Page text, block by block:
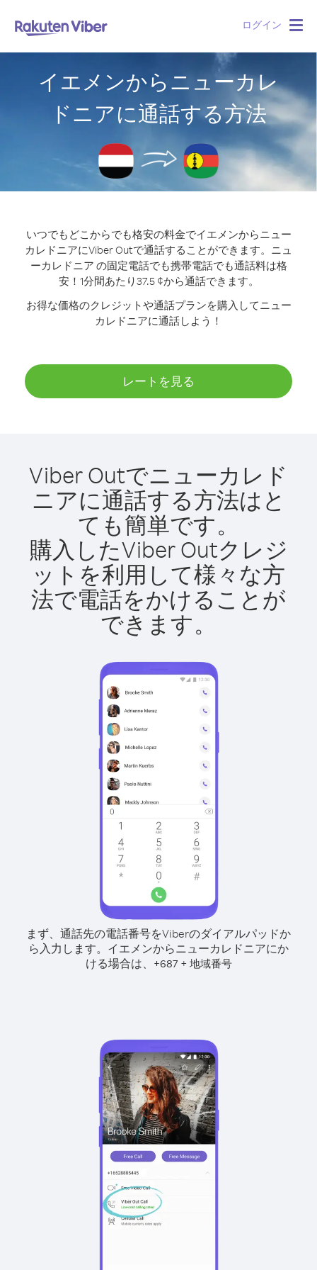
ログイン
イエメンからニューカレ
ドニアに通話する方法
いつでもどこからでも格安の料金でイエメンからニュー
カレドニアにViber Outで通話することができます。 ニュ
ーカレドニア の固定電話でも携帯電話でも通話料は格
安！1分間あたり37.5 ¢から通話できます。
お得な価格のクレジットや通話プランを購入してニュー
カレドニアに通話しよう！
レートを見る
Viber Outでニューカレド
ニアに通話する方法はと
ても簡単です。
購入したViber Outクレジ
ットを利用して様々な方
法で電話をかけることが
できます。
まず、通話先の電話番号をViberのダイアルパッドか
ら入力します。 イエメンからニューカレドニアにか
ける場合は、
+687+ 地域番号